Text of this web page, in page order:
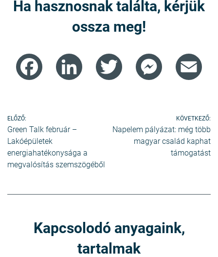
Ha hasznosnak találta, kérjük
ossza meg!
Facebook LinkedIn Twitter Messenger
Bejegyzés
navigáció
ELŐZŐ:
Green Talk február –
Lakóépületek
energiahatékonysága a
megvalósítás szemszögéből
KÖVETKEZŐ:
Napelem pályázat: még több
magyar család kaphat
támogatást
Kapcsolodó anyagaink,
tartalmak